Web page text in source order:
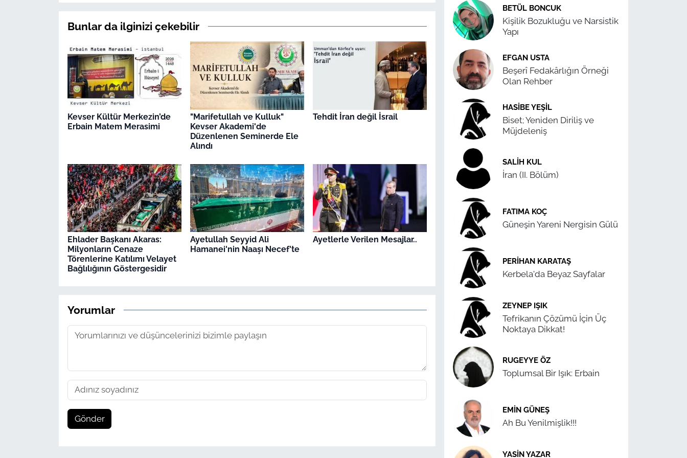
Bunlar da ilginizi çekebilir
Kevser Kültür Merkezin’de
Erbain Matem Merasimi
"Marifetullah ve Kulluk"
Kevser Akademi'de
Düzenlenen Seminerde Ele
Alındı
Tehdit İran değil İsrail
Ehlader Başkanı Akaras:
Milyonların Cenaze
Törenlerine Katılımı Velayet
Bağlılığının Göstergesidir
Ayetullah Seyyid Ali
Hamanei'nin Naaşı Necef'te
Ayetlerle Verilen Mesajlar..
Yorumlar
Gönder
BETÜL BONCUK
Kişilik Bozukluğu ve Narsistik
Yapı
EFGAN USTA
Beşerî Fedakârlığın Örneği
Olan Rehber
HASIBE YEŞIL
Biset; Yeniden Diriliş ve
Müjdeleniş
SALIH KUL
İran (II. Bölüm)
FATIMA KOÇ
Güneşin Yareni Nergisin Gülü
PERIHAN KARATAŞ
Kerbela'da Beyaz Sayfalar
ZEYNEP IŞIK
Tefrikanın Çözümü İçin Üç
Noktaya Dikkat!
RUGEYYE ÖZ
Toplumsal Bir Işık: Erbain
EMIN GÜNEŞ
Ah Bu Yenilmişlik!!!
YASIN YAZAR